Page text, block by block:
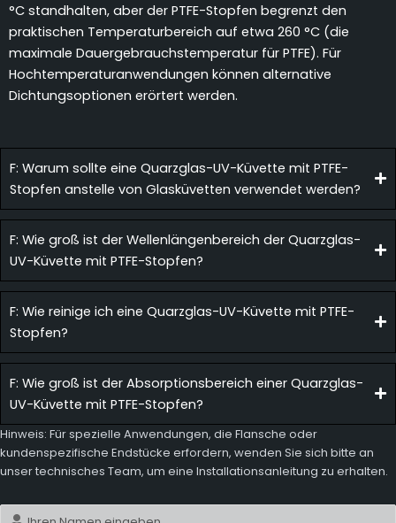
°C standhalten, aber der PTFE-Stopfen begrenzt den
praktischen Temperaturbereich auf etwa 260 °C (die
maximale Dauergebrauchstemperatur für PTFE). Für
Hochtemperaturanwendungen können alternative
Dichtungsoptionen erörtert werden.
F: Warum sollte eine Quarzglas-UV-Küvette mit PTFE-
Stopfen anstelle von Glasküvetten verwendet werden?
F: Wie groß ist der Wellenlängenbereich der Quarzglas-
UV-Küvette mit PTFE-Stopfen?
F: Wie reinige ich eine Quarzglas-UV-Küvette mit PTFE-
Stopfen?
F: Wie groß ist der Absorptionsbereich einer Quarzglas-
UV-Küvette mit PTFE-Stopfen?
Hinweis: Für spezielle Anwendungen, die Flansche oder
kundenspezifische Endstücke erfordern, wenden Sie sich bitte an
unser technisches Team, um eine Installationsanleitung zu erhalten.
Name